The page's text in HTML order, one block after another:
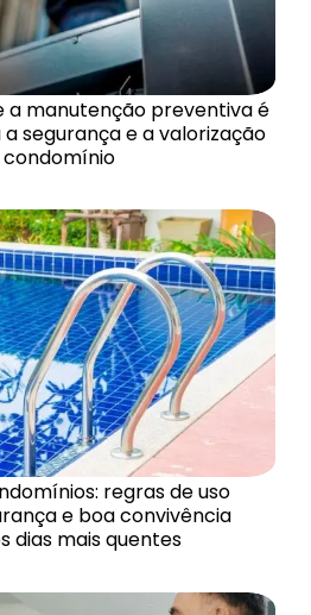
a manutenção preventiva é
segurança e a valorização
regras de uso
e boa convivência
dias mais quentes